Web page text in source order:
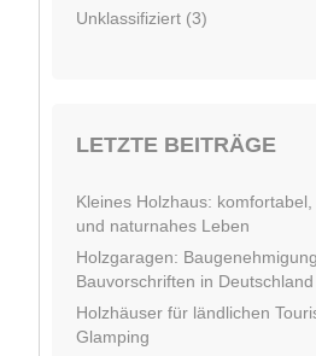
Unklassifiziert (3)
LETZTE BEITRÄGE
Kleines Holzhaus:
und naturnahes Leben
Holzgaragen:
Bauvorschriften in Deutschland
Holzhäuser für ländlichen
Glamping